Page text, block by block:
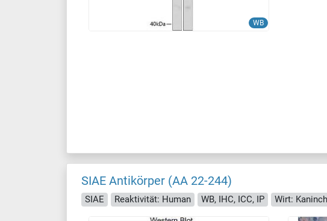
WB
SIAE Antikörper (AA 22-244)
SIAE Reaktivität: Human WB, IHC, ICC, IP Wirt: